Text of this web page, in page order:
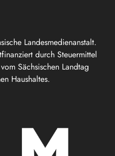
Landesmedienanstalt.
durch Steuermittel
Sächsischen Landtag
Haushaltes.